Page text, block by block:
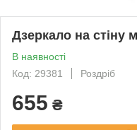
Дзеркало на стіну
В наявності
Код: 29381
Роздріб
655 ₴